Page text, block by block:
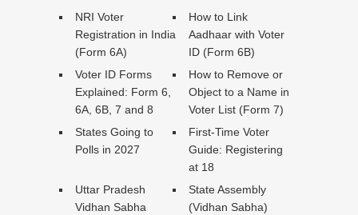
NRI Voter
Registration in India
(Form 6A)
How to Link
Aadhaar with Voter
ID (Form 6B)
Voter ID Forms
Explained: Form 6,
6A, 6B, 7 and 8
How to Remove or
Object to a Name in
Voter List (Form 7)
States Going to
Polls in 2027
First-Time Voter
Guide: Registering
at 18
Uttar Pradesh
Vidhan Sabha
State Assembly
(Vidhan Sabha)